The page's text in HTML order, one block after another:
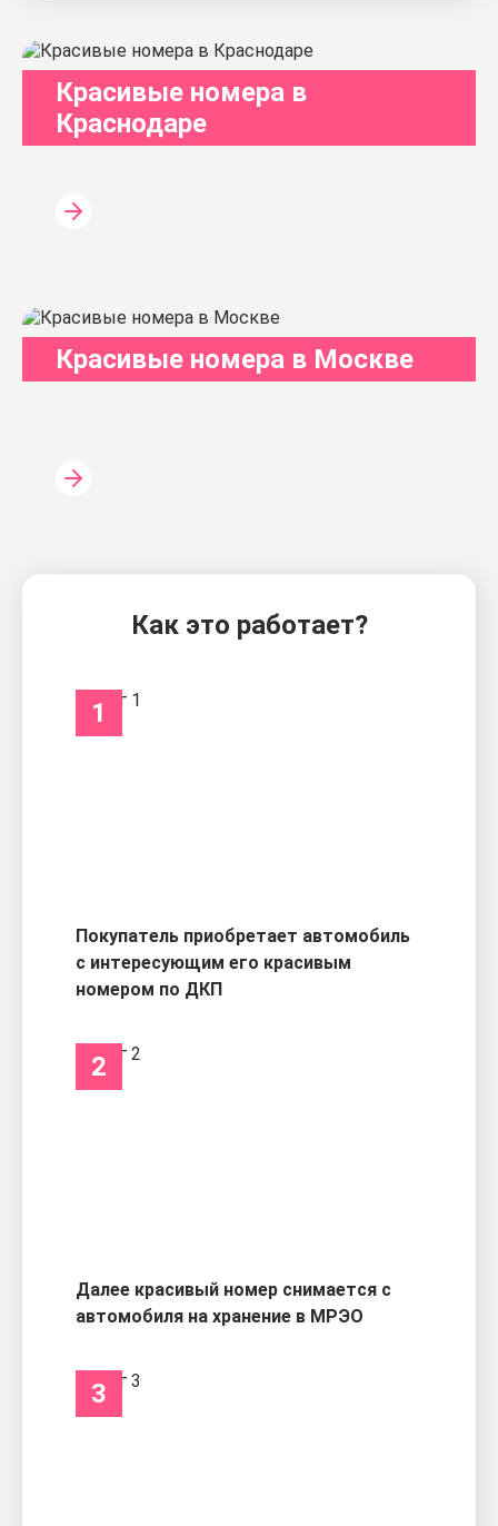
Красивые номера в
Краснодаре
Красивые номера в Москве
Как это работает?
1
Покупатель приобретает автомобиль
с интересующим его красивым
номером по ДКП
2
Далее красивый номер снимается с
автомобиля на хранение в МРЭО
3